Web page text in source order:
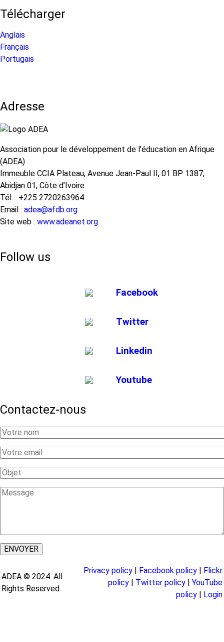
Télécharger
Anglais
Français
Portugais
Adresse
Association pour le développement de l’éducation en Afrique
(ADEA)
Immeuble CCIA Plateau, Avenue Jean-Paul II, 01 BP 1387,
Abidjan 01, Côte d’Ivoire
Tél. : +225 2720263964
Email : adea@afdb.org
Site web : www.adeanet.org
Follow us
Facebook
Twitter
Linkedin
Youtube
Contactez-nous
Your
Name
Your
Email
Subject
Message
ADEA © 2024. All
Rights Reserved.
Privacy policy Facebook policy
Flickr
policy
Twitter policy
YouTube
policy
Login